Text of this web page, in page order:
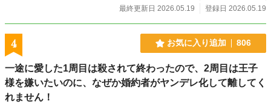
最終更新日 2026.05.19
登録日 2026.05.19
4 お気に入り追加 806
一途に愛した1周目は殺されて終わったので、2周目は王子
様を嫌いたいのに、なぜか婚約者がヤンデレ化して離してく
れません！